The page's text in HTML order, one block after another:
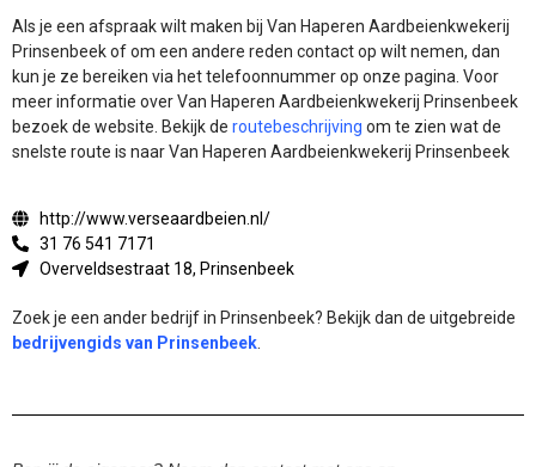
Als je een afspraak wilt maken bij Van Haperen Aardbeienkwekerij
Prinsenbeek of om een andere reden contact op wilt nemen, dan
kun je ze bereiken via het telefoonnummer op onze pagina. Voor
meer informatie over Van Haperen Aardbeienkwekerij Prinsenbeek
bezoek de website. Bekijk de routebeschrijving om te zien wat de
snelste route is naar Van Haperen Aardbeienkwekerij Prinsenbeek
http://www.verseaardbeien.nl/
31 76 541 7171
Overveldsestraat 18, Prinsenbeek
Zoek je een ander bedrijf in Prinsenbeek? Bekijk dan de uitgebreide
bedrijvengids van Prinsenbeek